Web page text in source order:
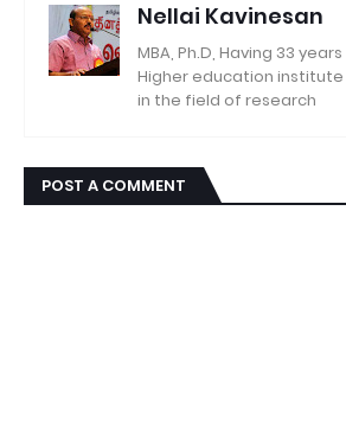
Nellai Kavinesan
MBA, Ph.D, Having 33
Higher education
in the field of research
POST A COMMENT